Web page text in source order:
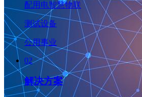
配用电智慧物联
测试设备
公用事业
02
解决方案